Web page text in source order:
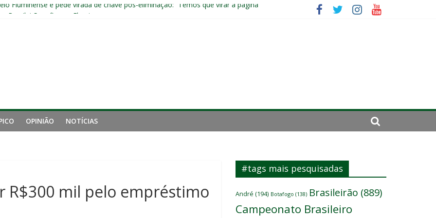
Fluminense e pede virada de chave pós-eliminação: “Temos que virar a página”
contra o Botafogo e mira decisão: “Terça-feira é o mais importante”
empata com o Botafogo no Nilton Santos
OPINIÃO NOTÍCIAS
R$300 mil pelo empréstimo
#tags mais pesquisadas
André (194) Botafogo (138) Brasileirão (889)
Campeonato Brasileiro